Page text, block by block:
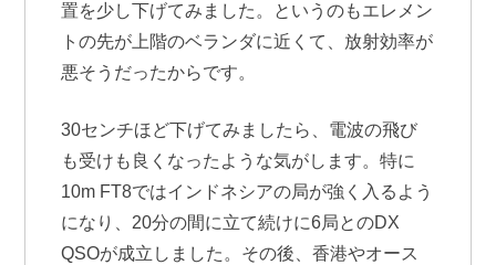
置を少し下げてみました。というのもエレメン
トの先が上階のベランダに近くて、放射効率が
悪そうだったからです。
30センチほど下げてみましたら、電波の飛び
も受けも良くなったような気がします。特に
10m FT8ではインドネシアの局が強く入るよう
になり、20分の間に立て続けに6局とのDX
QSOが成立しました。その後、香港やオース